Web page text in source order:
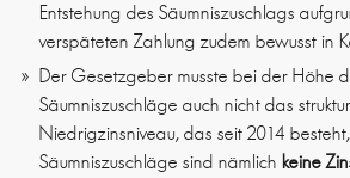
Entstehung des Säumniszuschlags
verspäteten Zahlung zudem bewusst in
Der Gesetzgeber musste bei der Höhe
Säumniszuschläge auch nicht das
Niedrigzinsniveau, das seit 2014
Säumniszuschläge sind nämlich keine